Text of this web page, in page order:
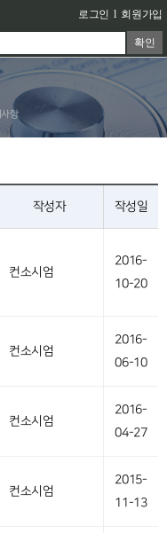
로그인 l 회원가입
확인
항
작성자 작성일
컨소시엄
2016-
10-20
컨소시엄
2016-
06-10
컨소시엄
2016-
04-27
컨소시엄
2015-
11-13